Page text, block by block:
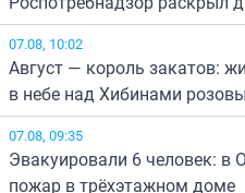
07.08, 10:02
Август — король закатов:
в небе над Хибинами
07.08, 09:35
Эвакуировали 6 человек: в
пожар в трёхэтажном доме